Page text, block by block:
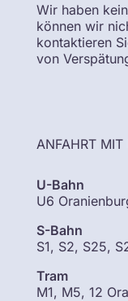
Wir haben
können wir
kontaktieren
von
ANFAHRT MIT
U-Bahn
U6
S-Bahn
S1, S2, S25,
Tram
M1, M5, 12